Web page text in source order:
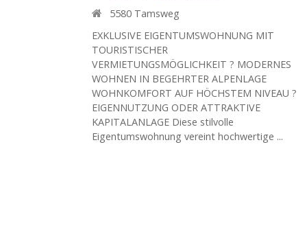
5580 Tamsweg
EXKLUSIVE EIGENTUMSWOHNUNG MIT
TOURISTISCHER
VERMIETUNGSMÖGLICHKEIT ? MODERNES
WOHNEN IN BEGEHRTER ALPENLAGE
WOHNKOMFORT AUF HÖCHSTEM NIVEAU ?
EIGENNUTZUNG ODER ATTRAKTIVE
KAPITALANLAGE Diese stilvolle
Eigentumswohnung vereint hochwertige ...